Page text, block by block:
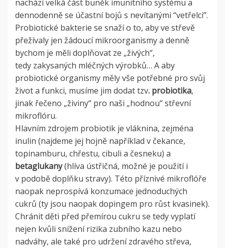
nachází velká část buněk imunitního systému a
dennodenně se účastní bojů s nevítanými “vetřelci”.
Probiotické bakterie se snaží o to, aby ve střevě
přežívaly jen žádoucí mikroorganismy a denně
bychom je měli doplňovat ze „živých“,
tedy zakysaných mléčných výrobků… A aby
probiotické organismy měly vše potřebné pro svůj
život a funkci, musíme jim dodat tzv. probiotika,
jinak řečeno „živiny“ pro naši „hodnou“ střevní
mikroflóru.
Hlavním zdrojem probiotik je vláknina, zejména
inulin (najdeme jej hojně například v čekance,
topinamburu, chřestu, cibuli a česneku) a
betaglukany(hlíva ústřičná, možné je použití i
v podobě doplňku stravy). Této příznivé mikroflóře
naopak neprospívá konzumace jednoduchých
cukrů (ty jsou naopak dopingem pro růst kvasinek).
Chránit děti před přemírou cukru se tedy vyplatí
nejen kvůli snížení rizika zubního kazu nebo
nadváhy, ale také pro udržení zdravého střeva,